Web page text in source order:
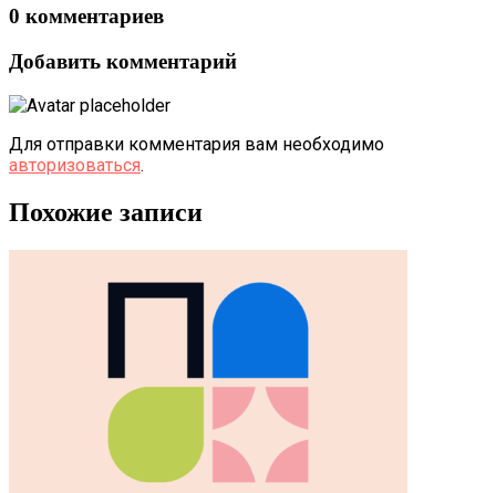
0 комментариев
Добавить комментарий
Для отправки комментария вам необходимо
авторизоваться.
Похожие записи